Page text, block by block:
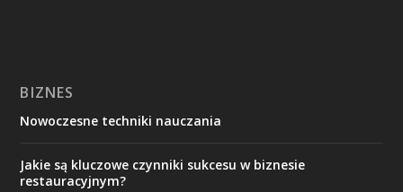
BIZNES
Nowoczesne techniki nauczania
Jakie są kluczowe czynniki sukcesu w biznesie
restauracyjnym?